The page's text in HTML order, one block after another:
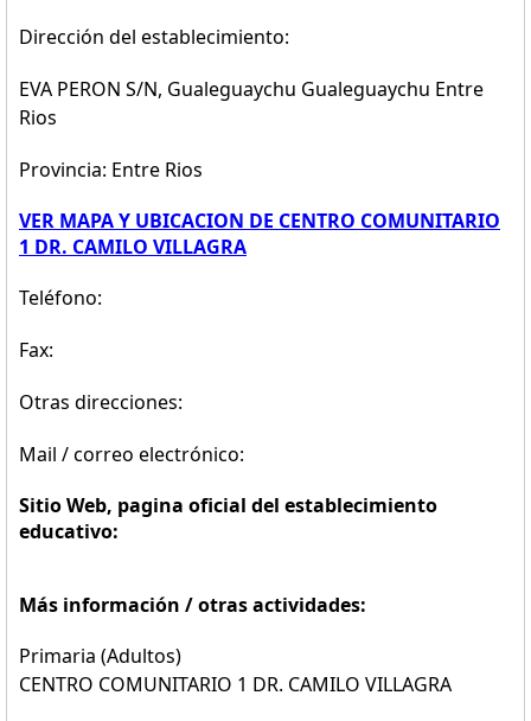
Dirección del establecimiento:
EVA PERON S/N, Gualeguaychu Gualeguaychu Entre
Rios
Provincia: Entre Rios
VER MAPA Y UBICACION DE CENTRO COMUNITARIO
1 DR. CAMILO VILLAGRA
Teléfono:
Fax:
Otras direcciones:
Mail / correo electrónico:
Sitio Web, pagina oficial del establecimiento
educativo:
Más información / otras actividades:
Primaria (Adultos)
CENTRO COMUNITARIO 1 DR. CAMILO VILLAGRA